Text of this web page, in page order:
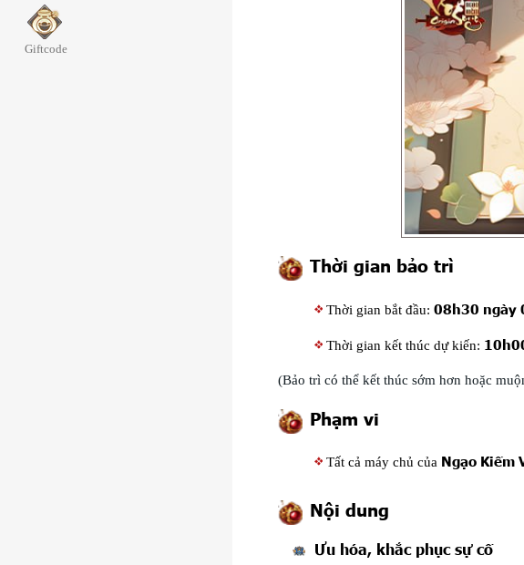
Giftcode
Thời gian bảo trì
Thời gian bắt đầu: 08h30
Thời gian kết thúc dự kiến:
(Bảo trì có thể kết thúc sớm hơn hoặc
Phạm vi
Tất cả máy chủ của Ngạo Kiếm
Nội dung
Ưu hóa, khắc phục sự cố